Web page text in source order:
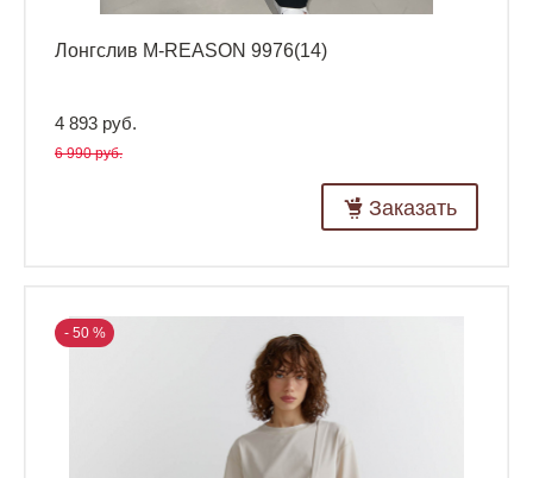
Лонгслив M-REASON 9976(14)
4 893 руб.
6 990 руб.
Заказать
- 50 %